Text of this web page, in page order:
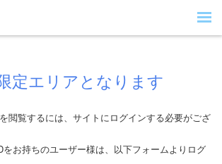
定エリアとなります
閲覧するには、サイトにログインする必要がござ
お持ちのユーザー様は、以下フォームよりログ